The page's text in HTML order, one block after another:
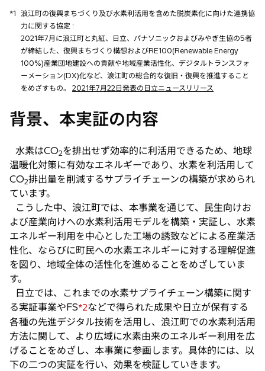
*1 浪江町の復興まちづくり及び水素利活用を含めた脱炭素化に向けた連携協
力に関する協定 :
2021年7月に浪江町と丸紅、日立、パナソニックおよびみやぎ生協の5者
が締結した、復興まちづくり構想およびRE100(Renewable Energy
100%)産業団地建設への貢献や地域産業活性化、デジタルトランスフォ
ーメーション(DX)化など、浪江町の総合的な復旧・復興を推進すること
をめざすもの。 2021年7月22日発表の日立ニュースリリース
背景、本実証の内容
水素はCO2を排出せず効率的に利活用できるため、地球
温暖化対策に有効なエネルギーであり、水素を利活用して
CO2排出量を削減するサプライチェーンの構築が求められ
ています。
こうした中、浪江町では、本事業を通じて、民生向けお
よび産業向けへの水素利活用モデルを構築・実証し、水素
エネルギー利用を中心とした工場の誘致などによる産業活
性化、ならびに町民への水素エネルギーに対する理解促進
を図り、地域全体の活性化を進めることをめざしていま
す。
日立では、これまでの水素サプライチェーン構築に関す
る実証事業やFS*2などで得られた成果や日立が保有する
各種の先進デジタル技術を活用し、浪江町での水素利活用
方法に関して、より広域に水素由来のエネルギー利用を広
げることをめざし、本事業に参画します。具体的には、以
下の二つの実証を行い、効果を検証していきます。